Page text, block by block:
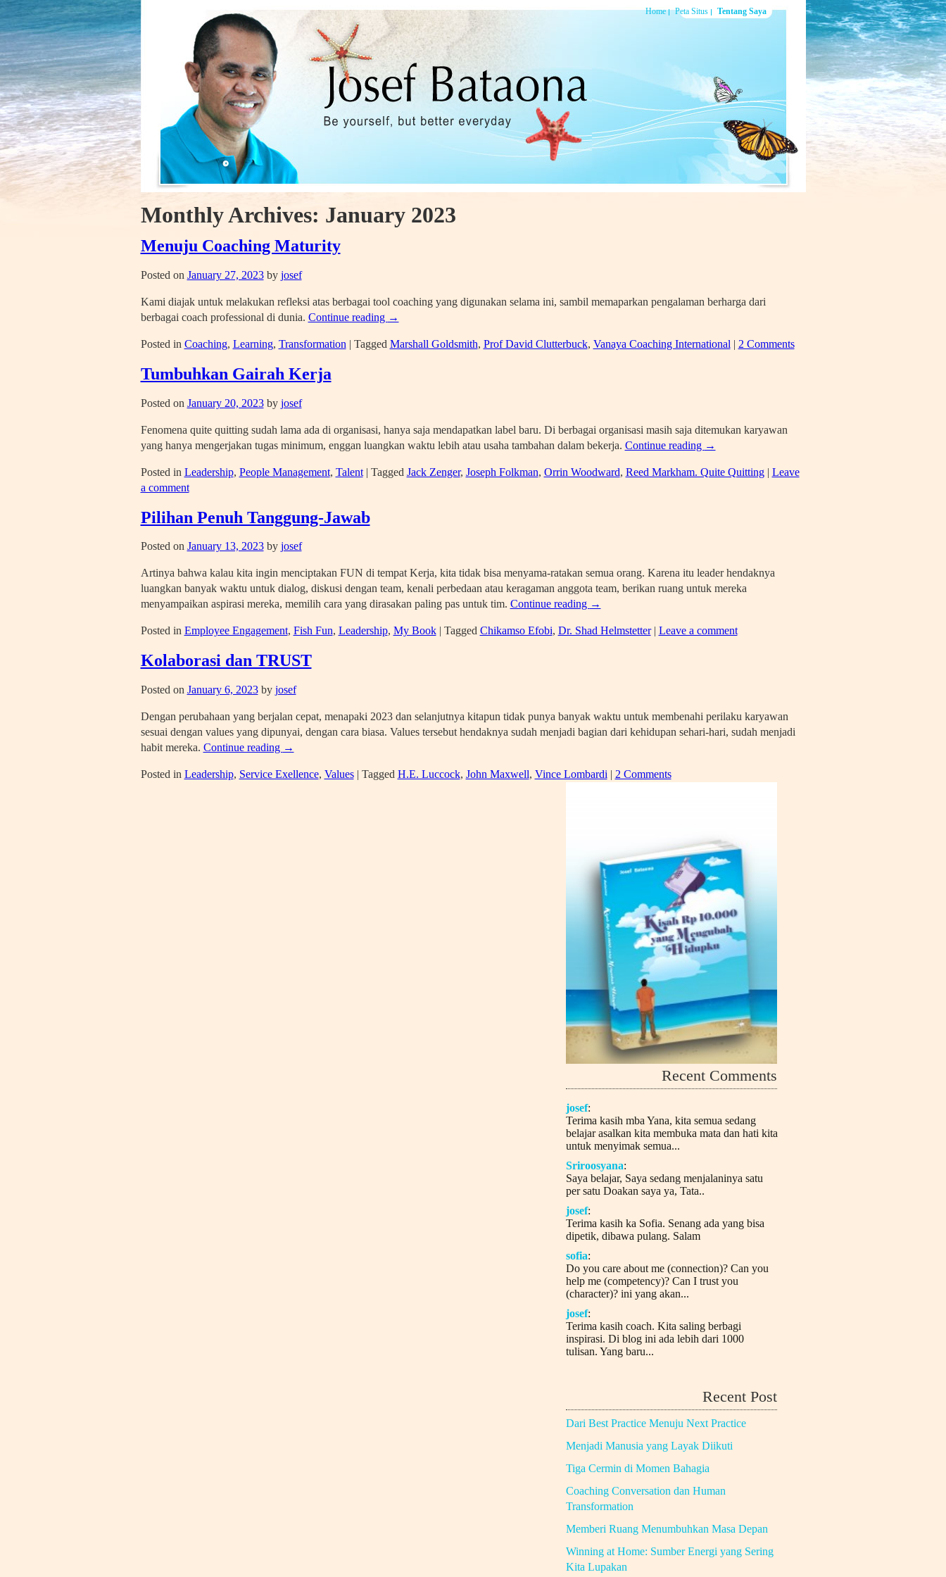
Home Peta Situs Tentang Saya
Monthly Archives: January 2023
Menuju Coaching Maturity
Posted on January 27, 2023 by josef
Kami diajak untuk melakukan refleksi atas berbagai tool coaching yang digunakan selama ini, sambil memaparkan pengalaman berharga dari
berbagai coach professional di dunia. Continue reading →
Posted in Coaching, Learning, Transformation | Tagged Marshall Goldsmith, Prof David Clutterbuck, Vanaya Coaching International | 2 Comments
Tumbuhkan Gairah Kerja
Posted on January 20, 2023 by josef
Fenomena quite quitting sudah lama ada di organisasi, hanya saja mendapatkan label baru. Di berbagai organisasi masih saja ditemukan karyawan
yang hanya mengerjakan tugas minimum, enggan luangkan waktu lebih atau usaha tambahan dalam bekerja. Continue reading →
Posted in Leadership, People Management, Talent | Tagged Jack Zenger, Joseph Folkman, Orrin Woodward, Reed Markham. Quite Quitting | Leave
a comment
Pilihan Penuh Tanggung-Jawab
Posted on January 13, 2023 by josef
Artinya bahwa kalau kita ingin menciptakan FUN di tempat Kerja, kita tidak bisa menyama-ratakan semua orang. Karena itu leader hendaknya
luangkan banyak waktu untuk dialog, diskusi dengan team, kenali perbedaan atau keragaman anggota team, berikan ruang untuk mereka
menyampaikan aspirasi mereka, memilih cara yang dirasakan paling pas untuk tim. Continue reading →
Posted in Employee Engagement, Fish Fun, Leadership, My Book | Tagged Chikamso Efobi, Dr. Shad Helmstetter | Leave a comment
Kolaborasi dan TRUST
Posted on January 6, 2023 by josef
Dengan perubahaan yang berjalan cepat, menapaki 2023 dan selanjutnya kitapun tidak punya banyak waktu untuk membenahi perilaku karyawan
sesuai dengan values yang dipunyai, dengan cara biasa. Values tersebut hendaknya sudah menjadi bagian dari kehidupan sehari-hari, sudah menjadi
habit mereka. Continue reading →
Posted in Leadership, Service Exellence, Values | Tagged H.E. Luccock, John Maxwell, Vince Lombardi | 2 Comments
Recent Comments
josef:
Terima kasih mba Yana, kita semua sedang
belajar asalkan kita membuka mata dan hati kita
untuk menyimak semua...
Sriroosyana:
Saya belajar, Saya sedang menjalaninya satu
per satu Doakan saya ya, Tata..
josef:
Terima kasih ka Sofia. Senang ada yang bisa
dipetik, dibawa pulang. Salam
sofia:
Do you care about me (connection)? Can you
help me (competency)? Can I trust you
(character)? ini yang akan...
josef:
Terima kasih coach. Kita saling berbagi
inspirasi. Di blog ini ada lebih dari 1000
tulisan. Yang baru...
Recent Post
Dari Best Practice Menuju Next Practice
Menjadi Manusia yang Layak Diikuti
Tiga Cermin di Momen Bahagia
Coaching Conversation dan Human
Transformation
Memberi Ruang Menumbuhkan Masa Depan
Winning at Home: Sumber Energi yang Sering
Kita Lupakan